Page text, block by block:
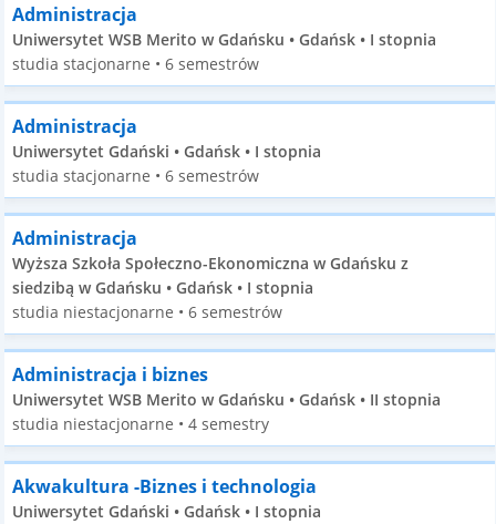
Administracja
Uniwersytet WSB Merito w Gdańsku • Gdańsk • I stopnia
studia stacjonarne • 6 semestrów
Administracja
Uniwersytet Gdański • Gdańsk • I stopnia
studia stacjonarne • 6 semestrów
Administracja
Wyższa Szkoła Społeczno-Ekonomiczna w Gdańsku z
siedzibą w Gdańsku • Gdańsk • I stopnia
studia niestacjonarne • 6 semestrów
Administracja i biznes
Uniwersytet WSB Merito w Gdańsku • Gdańsk • II stopnia
studia niestacjonarne • 4 semestry
Akwakultura -Biznes i technologia
Uniwersytet Gdański • Gdańsk • I stopnia